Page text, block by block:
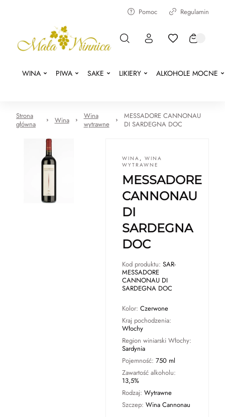
Pomoc Regulamin
WINA PIWA SAKE LIKIERY ALKOHOLE MOCNE
Strona
główna
Wina
Wina
wytrawne
MESSADORE CANNONAU
DI SARDEGNA DOC
WINA , WINA
WYTRAWNE
MESSADORE
CANNONAU
DI
SARDEGNA
DOC
Kod produktu: SAR-
MESSADORE
CANNONAU DI
SARDEGNA DOC
Kolor: Czerwone
Kraj pochodzenia:
Włochy
Region winiarski Włochy:
Sardynia
Pojemność: 750 ml
Zawartość alkoholu:
13,5%
Rodzaj: Wytrawne
Szczep: Wina Cannonau